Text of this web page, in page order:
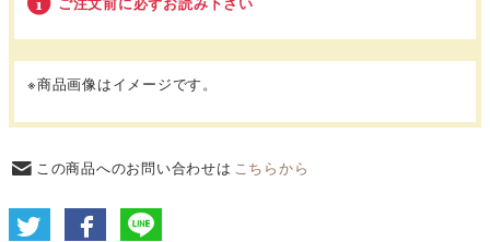
※商品画像はイメージです。
この商品へのお問い合わせは こちらから